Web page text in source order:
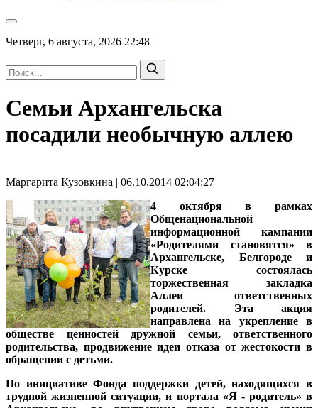
Четверг, 6 августа, 2026 22:48
Семьи Архангельска
посадили необычную аллею
Маргарита Кузовкина | 06.10.2014 02:04:27
4 октября в рамках
Общенациональной
информационной кампании
«Родителями становятся» в
Архангельске, Белгороде и
Курске состоялась
торжественная закладка
Аллеи ответственных
родителей. Эта акция
направлена на укрепление в
обществе ценностей дружной семьи, ответственного
родительства, продвижение идеи отказа от жестокости в
обращении с детьми.
По инициативе Фонда поддержки детей, находящихся в
трудной жизненной ситуации, и портала «Я - родитель» в